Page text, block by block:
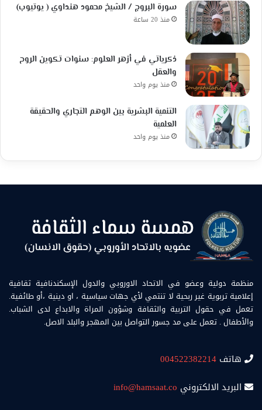
سورة البروج / الشيخ محمود هنداوي ( يوتيوب)
منذ 20 ساعة
ذكرياتي في أزهر العلوم: سنوات تكوين الروح
والعقل
منذ يوم واحد
التنمية البشرية بين الوهم التجاري والحقيقة
العلمية
منذ يوم واحد
منظمة دولية وعضو في الاتحاد الاوروبي والدول الإسكندنافية ثقافية
إعلامية تربوية غير ربحية لا تنتمي لأي جهات سياسية ، او دينية ،أو طائفية.
تعمل في حقول التربية والثقافة وشؤون المراة والابداع لدى الشباب.
والأطفال . تعمل على مد جسور التواصل بين المهجر والبلد الاصل.
هاتف 004522382214
البريد الالكتروني info@hamsaat.co